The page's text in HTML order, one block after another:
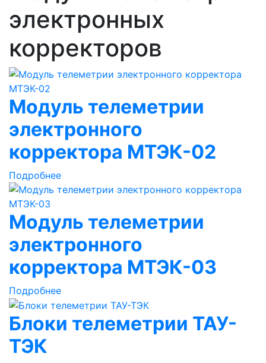
электронных
корректоров
Модуль телеметрии
электронного
корректора МТЭК-02
Подробнее
Модуль телеметрии
электронного
корректора МТЭК-03
Подробнее
Блоки телеметрии ТАУ-
ТЭК